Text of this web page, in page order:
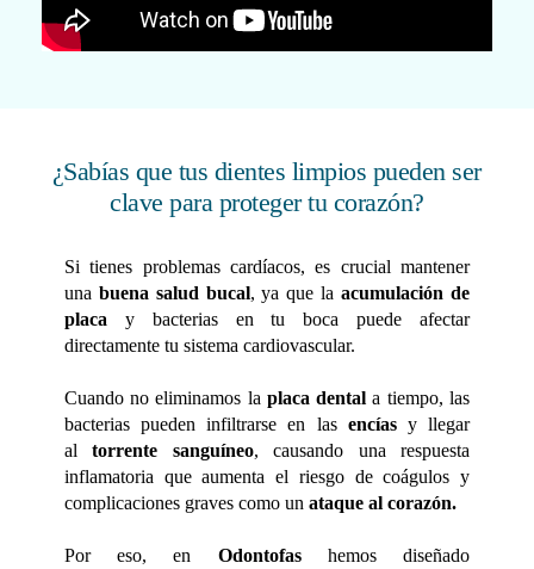
¿Sabías que tus dientes limpios pueden ser
clave para proteger tu corazón?
Si tienes problemas cardíacos, es crucial mantener
una buena salud bucal, ya que laacumulación de
placa y bacterias en tu boca puede afectar
directamente tu sistema cardiovascular.
Cuando no eliminamos la placa dental a tiempo, las
bacterias pueden infiltrarse en las encíasy llegar
altorrente sanguíneo, causando una respuesta
inflamatoria que aumenta el riesgo de coágulos y
complicaciones graves como un ataque al corazón.
Por eso, en Odontofashemos diseñado